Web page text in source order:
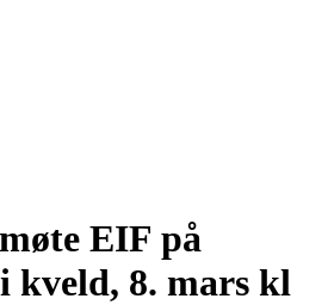
EIF på
kveld, 8. mars kl